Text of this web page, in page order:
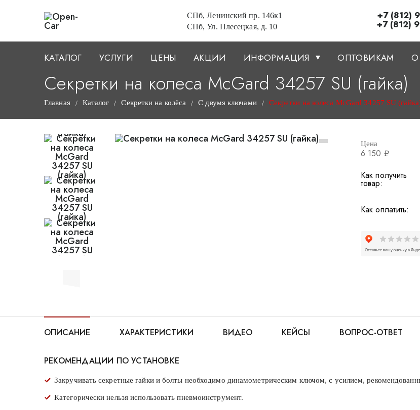
СПб, Ленинский пр. 146к1
СПб, Ул. Плесецкая, д. 10
+7 (812)
+7 (812)
КАТАЛОГ УСЛУГИ ЦЕНЫ АКЦИИ ИНФОРМАЦИЯ ОПТОВИКАМ О
Секретки на колеса McGard 34257 SU (гайка)
Главная / Каталог / Секретки на колёса / С двумя ключами / Секретки на колеса McGard 34257 SU
Цена
6 150 ₽
Как получить
товар:
Как оплатить:
ОПИСАНИЕ ХАРАКТЕРИСТИКИ ВИДЕО КЕЙСЫ ВОПРОС-ОТВЕТ
РЕКОМЕНДАЦИИ ПО УСТАНОВКЕ
Закручивать секретные гайки и болты необходимо динамометрическим ключом, с усилием,
Категорически нельзя использовать пневмоинструмент.